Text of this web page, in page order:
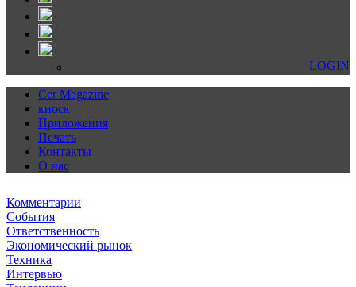
LOGIN
Cer Magazine
киоск
Приложения
Печать
Контакты
О нас
Комментарии
События
Ответственность
Экономический рынок
Техника
Интервью